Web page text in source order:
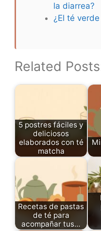
la diarrea?
¿El té
Related
5 postres fáciles y
deliciosos
elaborados con té
matcha
Recetas de pastas
de té para
acompañar tus…